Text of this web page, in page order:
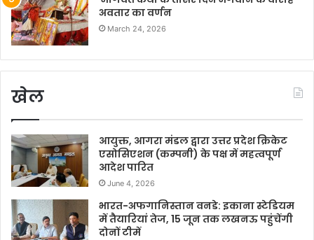
अवतार का वर्णन
March 24, 2026
खेल
आयुक्त, आगरा मंडल द्वारा उत्तर प्रदेश क्रिकेट
एसोसिएशन (कम्पनी) के पक्ष में महत्वपूर्ण
आदेश पारित
June 4, 2026
भारत-अफगानिस्तान वनडे: इकाना स्टेडियम
में तैयारियां तेज, 15 जून तक लखनऊ पहुंचेंगी
दोनों टीमें